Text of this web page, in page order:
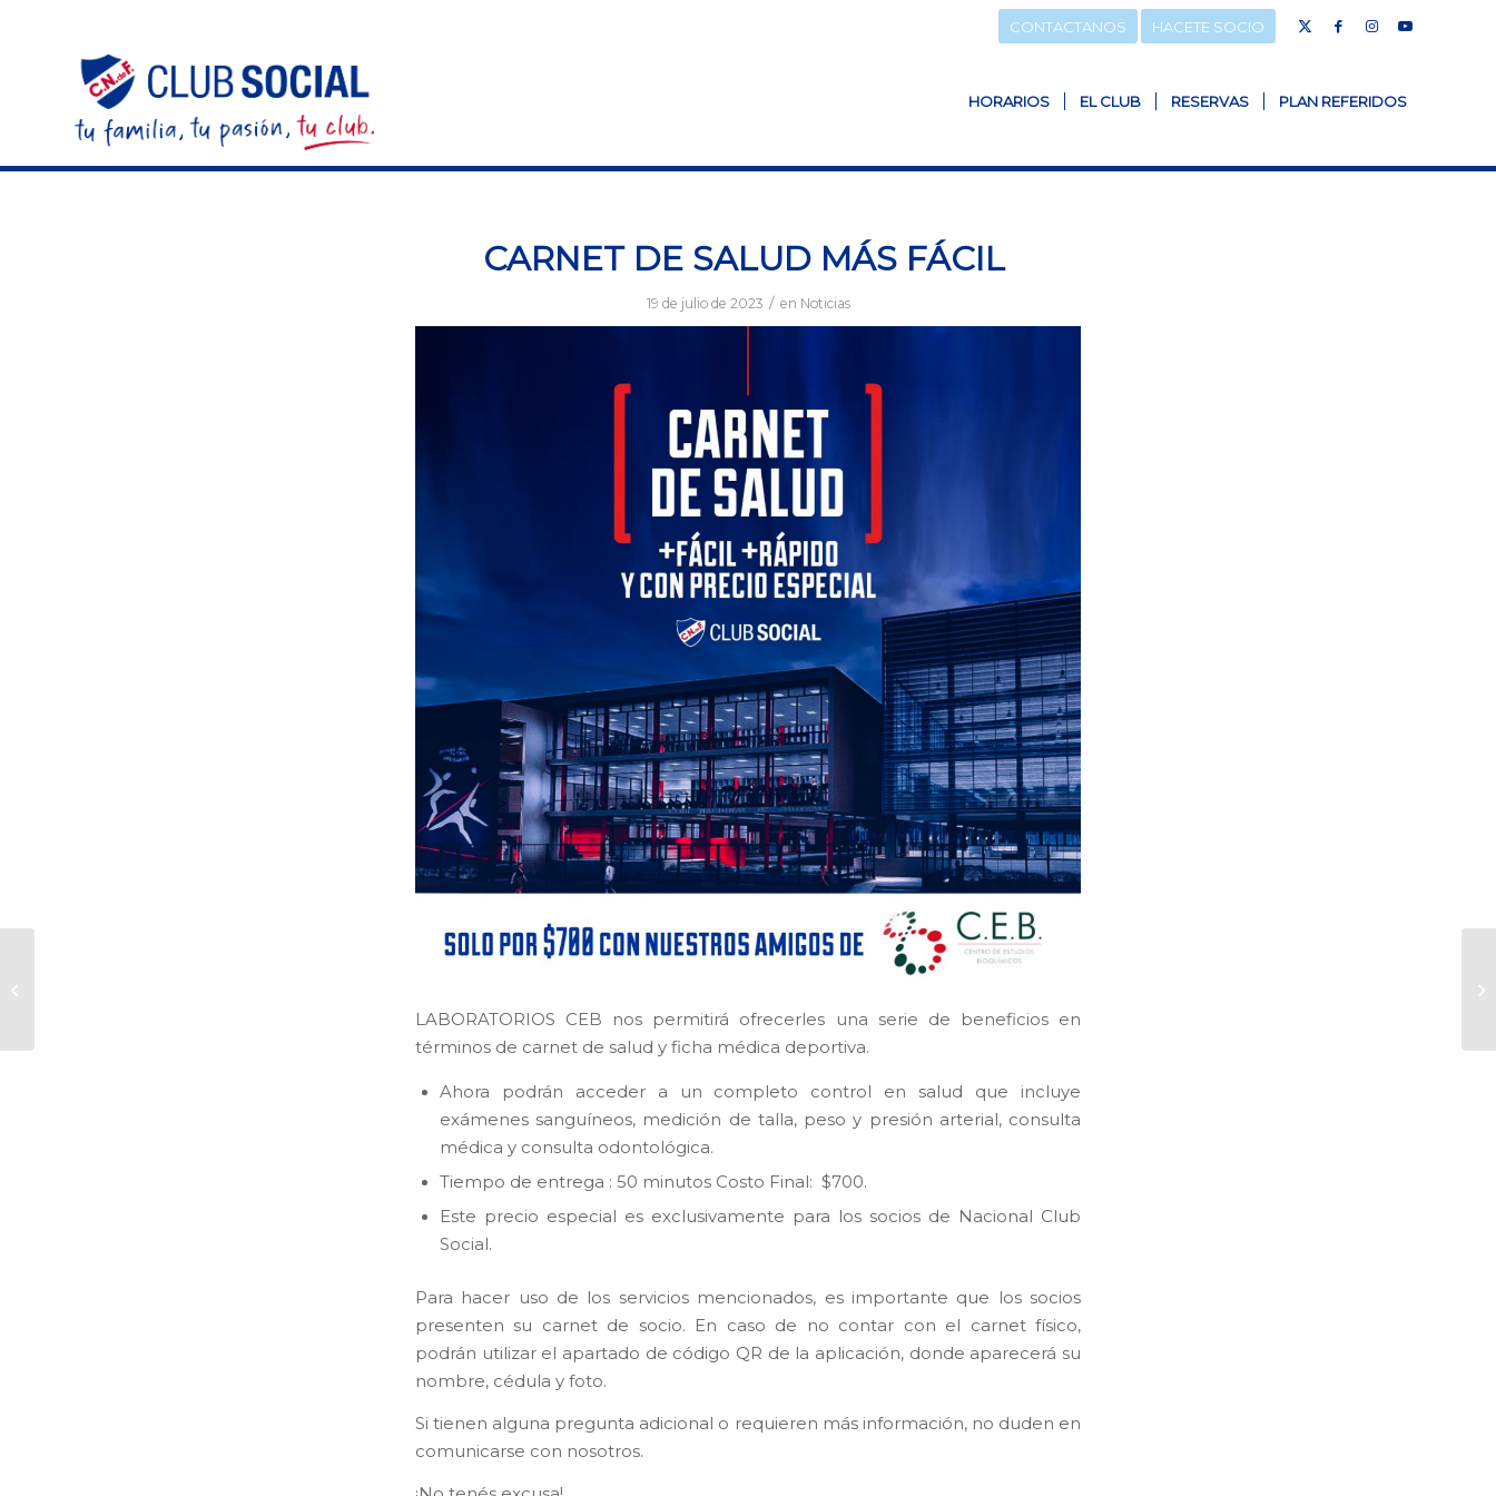
CONTACTANOS HACETE SOCIO
HORARIOS EL CLUB RESERVAS PLAN REFERIDOS
CARNET DE SALUD MÁS FÁCIL
19 de julio de 2023 / en Noticias
LABORATORIOS CEB nos permitirá ofrecerles una serie de beneficios en
términos de carnet de salud y ficha médica deportiva.
Ahora podrán acceder a un completo control en salud que incluye
exámenes sanguíneos, medición de talla, peso y presión arterial, consulta
médica y consulta odontológica.
Tiempo de entrega : 50 minutos Costo Final: $700.
Este precio especial es exclusivamente para los socios de Nacional Club
Social.
Para hacer uso de los servicios mencionados, es importante que los socios
presenten su carnet de socio. En caso de no contar con el carnet físico,
podrán utilizar el apartado de código QR de la aplicación, donde aparecerá su
nombre, cédula y foto.
Si tienen alguna pregunta adicional o requieren más información, no duden en
comunicarse con nosotros.